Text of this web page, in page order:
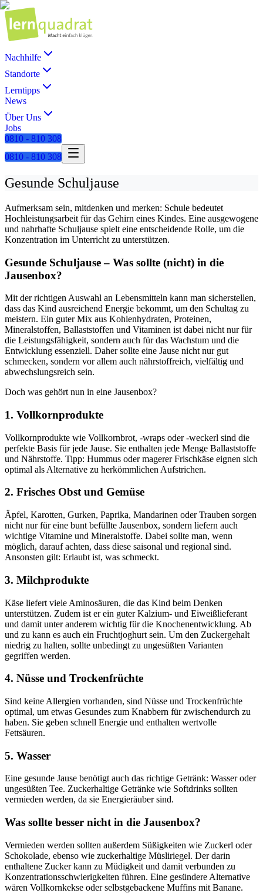
Nachhilfe
Standorte
Lerntipps
News
Über Uns
Jobs
0810 - 810 308
0810 - 810 308
Gesunde Schuljause
Aufmerksam sein, mitdenken und merken: Schule bedeutet
Hochleistungsarbeit für das Gehirn eines Kindes. Eine ausgewogene
und nahrhafte Schuljause spielt eine entscheidende Rolle, um die
Konzentration im Unterricht zu unterstützen.
Gesunde Schuljause – Was sollte (nicht) in die
Jausenbox?
Mit der richtigen Auswahl an Lebensmitteln kann man sicherstellen,
dass das Kind ausreichend Energie bekommt, um den Schultag zu
meistern. Ein guter Mix aus Kohlenhydraten, Proteinen,
Mineralstoffen, Ballaststoffen und Vitaminen ist dabei nicht nur für
die Leistungsfähigkeit, sondern auch für das Wachstum und die
Entwicklung essenziell. Daher sollte eine Jause nicht nur gut
schmecken, sondern vor allem auch nährstoffreich, vielfältig und
abwechslungsreich sein.
Doch was gehört nun in eine Jausenbox?
1. Vollkornprodukte
Vollkornprodukte wie Vollkornbrot, -wraps oder -weckerl sind die
perfekte Basis für jede Jause. Sie enthalten jede Menge Ballaststoffe
und Nährstoffe. Tipp: Hummus oder magerer Frischkäse eignen sich
optimal als Alternative zu herkömmlichen Aufstrichen.
2. Frisches Obst und Gemüse
Äpfel, Karotten, Gurken, Paprika, Mandarinen oder Trauben sorgen
nicht nur für eine bunt befüllte Jausenbox, sondern liefern auch
wichtige Vitamine und Mineralstoffe. Dabei sollte man, wenn
möglich, darauf achten, dass diese saisonal und regional sind.
Ansonsten gilt: Erlaubt ist, was schmeckt.
3. Milchprodukte
Käse liefert viele Aminosäuren, die das Kind beim Denken
unterstützen. Zudem ist er ein guter Kalzium- und Eiweißlieferant
und damit unter anderem wichtig für die Knochenentwicklung. Ab
und zu kann es auch ein Fruchtjoghurt sein. Um den Zuckergehalt
niedrig zu halten, sollte unbedingt zu ungesüßten Varianten
gegriffen werden.
4. Nüsse und Trockenfrüchte
Sind keine Allergien vorhanden, sind Nüsse und Trockenfrüchte
optimal, um etwas Gesundes zum Knabbern für zwischendurch zu
haben. Sie geben schnell Energie und enthalten wertvolle
Fettsäuren.
5. Wasser
Eine gesunde Jause benötigt auch das richtige Getränk: Wasser oder
ungesüßten Tee. Zuckerhaltige Getränke wie Softdrinks sollten
vermieden werden, da sie Energieräuber sind.
Was sollte besser nicht in die Jausenbox?
Vermieden werden sollten außerdem Süßigkeiten wie Zuckerl oder
Schokolade, ebenso wie zuckerhaltige Müsliriegel. Der darin
enthaltene Zucker kann zu Müdigkeit und damit verbunden zu
Konzentrationsschwierigkeiten führen. Eine gesündere Alternative
wären Vollkornkekse oder selbstgebackene Muffins mit Banane.